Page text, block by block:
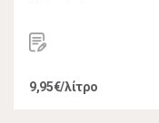
9,95€/λίτρο